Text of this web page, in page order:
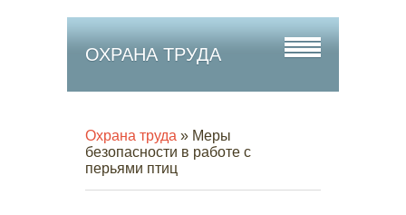
ОХРАНА ТРУДА
Охрана труда » Меры
безопасности в работе с
перьями птиц